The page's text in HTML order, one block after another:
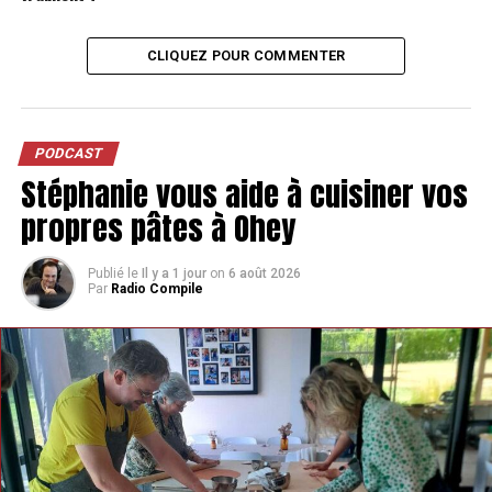
CLIQUEZ POUR COMMENTER
PODCAST
Stéphanie vous aide à cuisiner vos
propres pâtes à Ohey
Publié le Il y a 1 jour on 6 août 2026
Par Radio Compile